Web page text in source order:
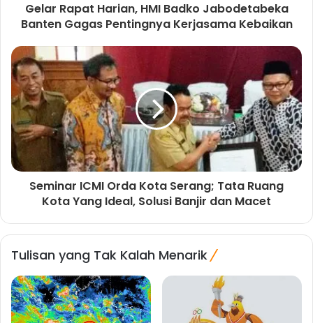
Gelar Rapat Harian, HMI Badko Jabodetabeka
Banten Gagas Pentingnya Kerjasama Kebaikan
Seminar ICMI Orda Kota Serang; Tata Ruang
Kota Yang Ideal, Solusi Banjir dan Macet
Tulisan yang Tak Kalah Menarik